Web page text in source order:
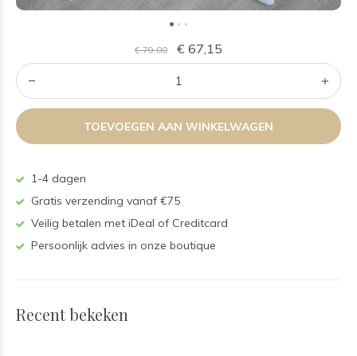
€ 79,00 € 67,15
TOEVOEGEN AAN WINKELWAGEN
1-4 dagen
Gratis verzending vanaf €75
Veilig betalen met iDeal of Creditcard
Persoonlijk advies in onze boutique
Recent bekeken